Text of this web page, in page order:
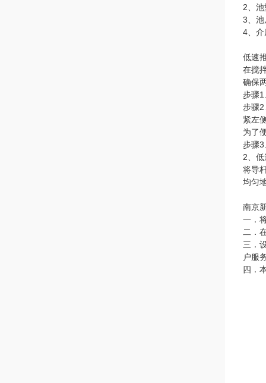
2、
3、池
4、介
低速
在搅
确保
步骤1
步骤
紧左
为了
步骤3
2、
将导
均匀
南京
一．
二．
三．
户服
四．